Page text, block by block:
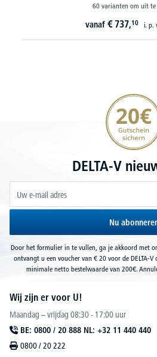
60 varianten om uit te
vanaf € 737,10 i. p.
20€ korting
DELTA-V
Nu
Door het formulier in te vullen, ga je akkoord met
ontvangt u een voucher van € 20 voor de DELTA-
minimale netto bestelwaarde van 200€.
Wij zijn er voor U!
Maandag – vrijdag 08:30 - 17:00 uur
BE: 0800 / 20 888 NL: +32 11 440 440
0800 / 20 222